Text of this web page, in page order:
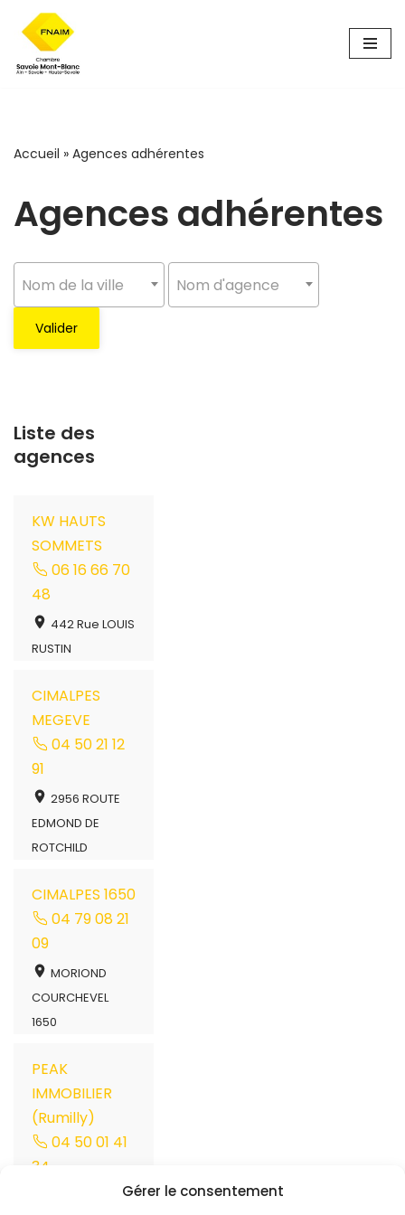
Gérer le consentement
Aller
au
Accueil » Agences adhérentes
Agences adhérentes
Nom de la ville Nom d'agence
Liste des
agences
KW HAUTS
SOMMETS
06 16 66 70
48
442 Rue LOUIS
RUSTIN
CIMALPES
MEGEVE
04 50 21 12
91
2956 ROUTE
EDMOND DE
ROTCHILD
CIMALPES 1650
04 79 08 21
09
MORIOND
COURCHEVEL
1650
PEAK
IMMOBILIER
(Rumilly)
04 50 01 41
34